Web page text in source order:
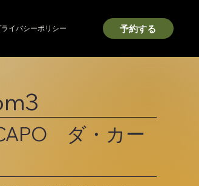
イバシーポリシー 予約する
ダ・カー